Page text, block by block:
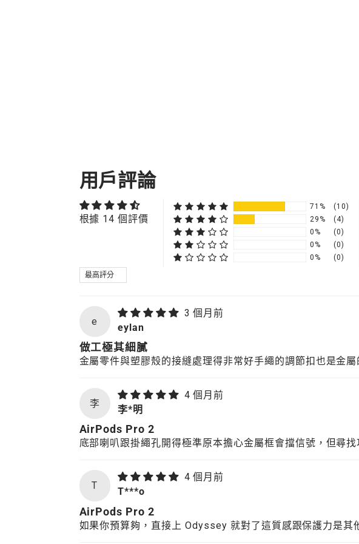
用戶評論
根據 14 個評價
71%
(10)
29%
(4)
0%
(0)
0%
(0)
0%
(0)
SORT BY
e
3 個月前
eylan
做工極其細膩
金屬零件與塑膠殼的接縫處理得非常好手繩的調節扣也是金
李
4 個月前
李*明
AirPods Pro 2
底部喇叭跟掛繩孔開得極準原本擔心金屬框會擋信號，但尋
T
4 個月前
T***o
AirPods Pro 2
如果你預算夠，直接上 Odyssey 就對了這質感跟保護力是其